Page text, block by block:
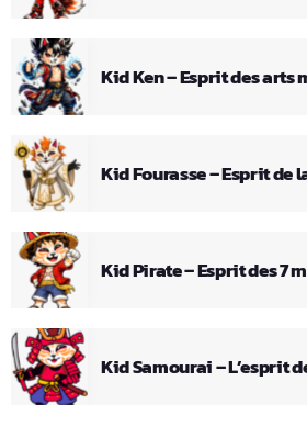
Kid Ken – Esprit des arts
Kid Fourasse – Esprit de
Kid Pirate – Esprit des 7
Kid Samourai – L’esprit